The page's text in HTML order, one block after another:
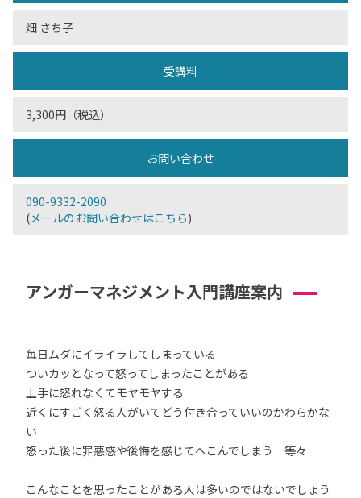
畑 さち子
受講料
3,300円（税込）
お問い合わせ
090-9332-2090
(メールのお問い合わせはこちら)
アンガーマネジメント入門講座案内
毎日ムダにイライラしてしまっている
ついカッとなって怒ってしまったことがある
上手に怒れなくてモヤモヤする
近くにすごく怒る人がいてどう付き合っていいのかわらかな
い
怒った後に罪悪感や後悔を感じてへこんでしまう 等々
こんなことを思ったことがある人は多いのではないでしょう